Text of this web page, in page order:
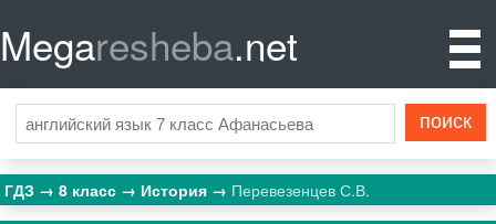
Megaresheba.net
ГДЗ 8 класс История Перевезенцев С.В.